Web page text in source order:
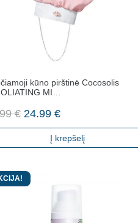
kūno pirštinė Cocosolis
MI…
€ Original
price
24.99 €Current
price
is:
Į krepšelį